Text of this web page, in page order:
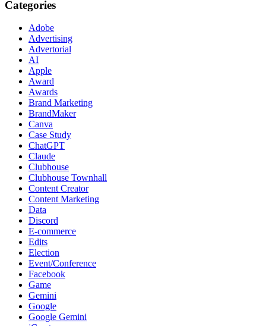
Categories
Adobe
Advertising
Advertorial
AI
Apple
Award
Awards
Brand Marketing
BrandMaker
Canva
Case Study
ChatGPT
Claude
Clubhouse
Clubhouse Townhall
Content Creator
Content Marketing
Data
Discord
E-commerce
Edits
Election
Event/Conference
Facebook
Game
Gemini
Google
Google Gemini